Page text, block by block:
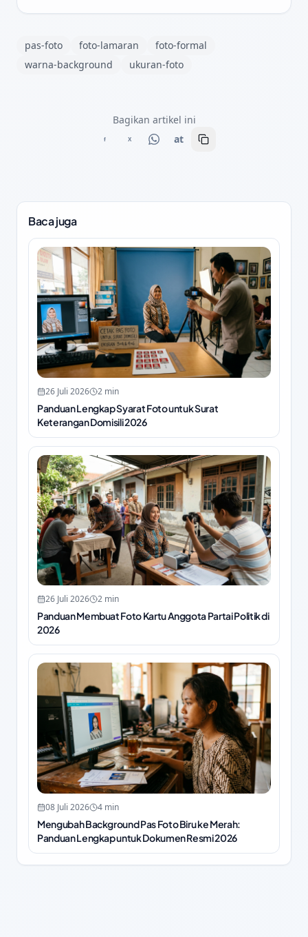
pas-foto foto-lamaran
foto-formal
warna-background
ukuran-foto
Bagikan artikel ini
f X at
Baca juga
26 Juli 2026 2 min
Panduan Lengkap Syarat Foto untuk Surat
Keterangan Domisili 2026
26 Juli 2026 2 min
Panduan Membuat Foto Kartu Anggota Partai Politik di
2026
08 Juli 2026 4 min
Mengubah Background Pas Foto Biru ke Merah:
Panduan Lengkap untuk Dokumen Resmi 2026